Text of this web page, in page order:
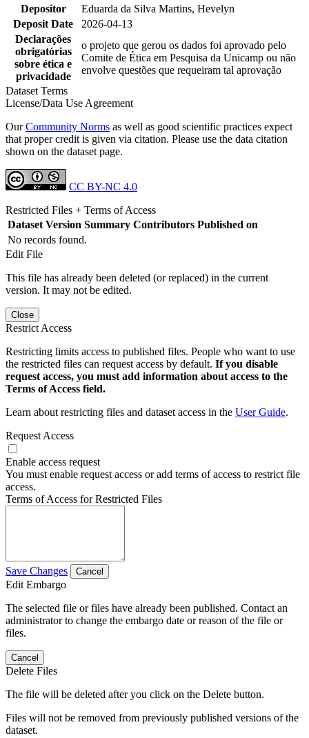
Depositor
Eduarda da Silva Martins, Hevelyn
Deposit Date
2026-04-13
Declarações
obrigatórias
sobre ética e
privacidade
o projeto que gerou os dados foi aprovado pelo
Comite de Ética em Pesquisa da Unicamp ou não
envolve questões que requeiram tal aprovação
Dataset Terms
License/Data Use Agreement
OurCommunity Norms as well as good scientific practices expect
that proper credit is given via citation. Please use the data citation
shown on the dataset page.
CC BY-NC 4.0
Restricted Files + Terms of Access
Dataset Version Summary Contributors Published on
No records found.
Edit File
This file has already been deleted (or replaced) in the current
version. It may not be edited.
Close
Restrict Access
Restricting limits access to published files. People who want to use
the restricted files can request access by default. If you disable
request access, you must add information about access to the
Terms of Access field.
Learn about restricting files and dataset access in the User Guide.
Request Access
Enable access request
You must enable request access or add terms of access to restrict file
access.
Terms of Access for Restricted Files
Save Changes Cancel
Edit Embargo
The selected file or files have already been published. Contact an
administrator to change the embargo date or reason of the file or
files.
Cancel
Delete Files
The file will be deleted after you click on the Delete button.
Files will not be removed from previously published versions of the
dataset.